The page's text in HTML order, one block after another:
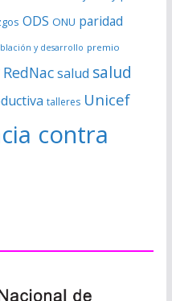
ODS ONU paridad
y desarrollo premio
RedNacsalud salud
talleres Unicef
contra